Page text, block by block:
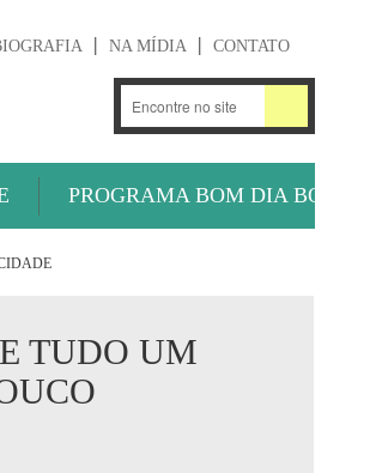
NA MÍDIA CONTATO
PROGRAMA BOM DIA BOLA
TUDO UM